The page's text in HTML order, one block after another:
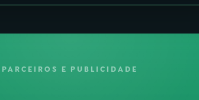
PARCEIROS E PUBLICIDADE